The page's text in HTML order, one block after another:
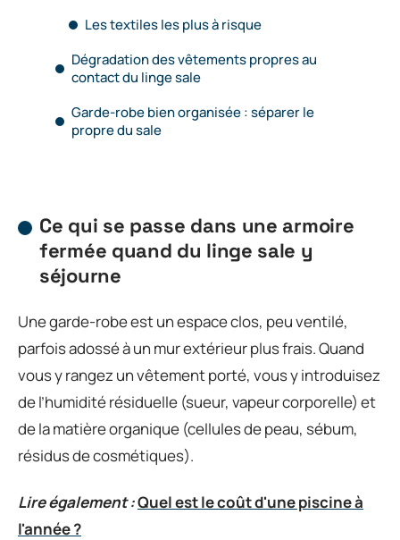
Les textiles les plus à risque
Dégradation des vêtements propres au
contact du linge sale
Garde-robe bien organisée : séparer le
propre du sale
Ce qui se passe dans une armoire
fermée quand du linge sale y
séjourne
Une garde-robe est un espace clos, peu ventilé,
parfois adossé à un mur extérieur plus frais. Quand
vous y rangez un vêtement porté, vous y introduisez
de l’humidité résiduelle (sueur, vapeur corporelle) et
de la matière organique (cellules de peau, sébum,
résidus de cosmétiques).
Lire également :Quel est le coût d'une piscine à
l'année ?